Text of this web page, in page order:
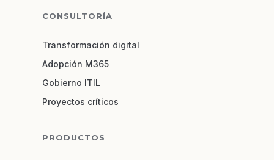
CONSULTORÍA
Transformación digital
Adopción M365
Gobierno ITIL
Proyectos críticos
PRODUCTOS